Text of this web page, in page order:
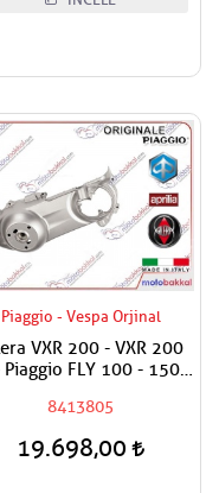
Piaggio - Vespa Orjinal
VXR 200 - VXR 200
Piaggio FLY 100 - 150 -
LX 150 ie - LXV 125
ie Varyatör Kapak Dış /
Kapak Komple
8413805
19.698,00